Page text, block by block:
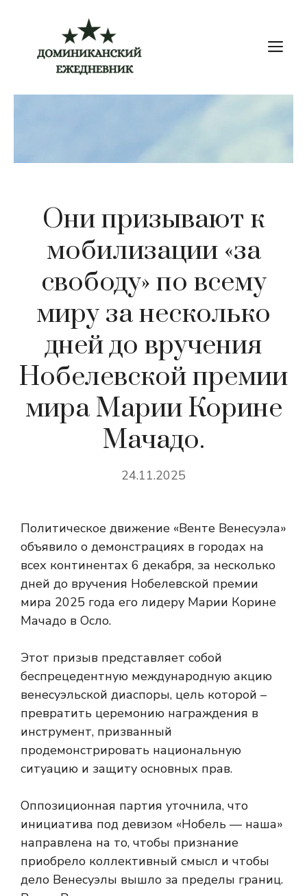
содержимому
Они призывают к
мобилизации «за
свободу» по всему
миру за несколько
дней до вручения
Нобелевской премии
мира Марии Корине
Мачадо.
24.11.2025
Политическое движение «Венте Венесуэла»
объявило о демонстрациях в городах на
всех континентах 6 декабря, за несколько
дней до вручения Нобелевской премии
мира 2025 года его лидеру Марии Корине
Мачадо в Осло.
Этот призыв представляет собой
беспрецедентную международную акцию
венесуэльской диаспоры, цель которой –
превратить церемонию награждения в
инструмент, призванный
продемонстрировать национальную
ситуацию и защиту основных прав.
Оппозиционная партия уточнила, что
инициатива под девизом «Нобель — наша»
направлена ​​на то, чтобы признание
приобрело коллективный смысл и чтобы
дело Венесуэлы вышло за пределы границ.